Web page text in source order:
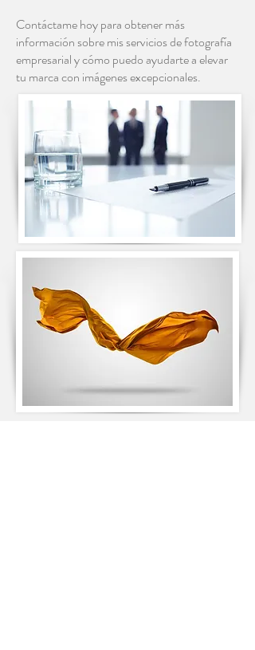
Contáctame hoy para obtener más
información sobre mis servicios de fotografía
empresarial y cómo puedo ayudarte a elevar
tu marca con imágenes excepcionales.